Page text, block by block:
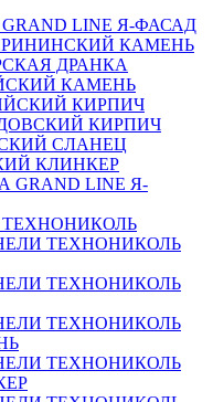
LINE Я-ФАСАД
КАМЕНЬ
ДРАНКА
КАМЕНЬ
КИРПИЧ
КИРПИЧ
СЛАНЕЦ
КЛИНКЕР
LINE Я-
ТЕХНОНИКОЛЬ
ТЕХНОНИКОЛЬ
ТЕХНОНИКОЛЬ
ТЕХНОНИКОЛЬ